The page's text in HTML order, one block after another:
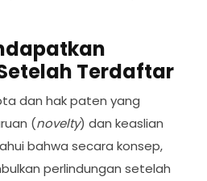
Terdaftar
dan hak paten yang
(novelty) dan keaslian
bahwa secara konsep,
perlindungan setelah